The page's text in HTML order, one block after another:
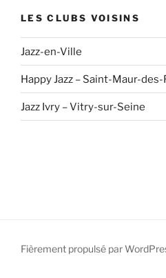
LES CLUBS VOISINS
Jazz-en-Ville
Happy Jazz – Saint-Maur-des-
Jazz Ivry – Vitry-sur-Seine
Fièrement propulsé par